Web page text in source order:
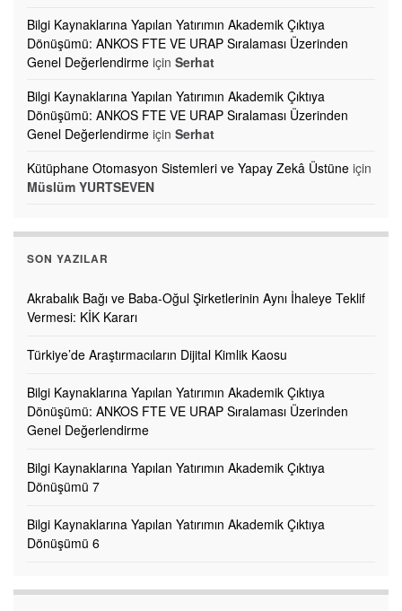
Bilgi Kaynaklarına Yapılan Yatırımın Akademik Çıktıya
Dönüşümü: ANKOS FTE VE URAP Sıralaması Üzerinden
Genel Değerlendirme için Serhat
Bilgi Kaynaklarına Yapılan Yatırımın Akademik Çıktıya
Dönüşümü: ANKOS FTE VE URAP Sıralaması Üzerinden
Genel Değerlendirme için Serhat
Kütüphane Otomasyon Sistemleri ve Yapay Zekâ Üstüne için
Müslüm YURTSEVEN
SON YAZILAR
Akrabalık Bağı ve Baba-Oğul Şirketlerinin Aynı İhaleye Teklif
Vermesi: KİK Kararı
Türkiye’de Araştırmacıların Dijital Kimlik Kaosu
Bilgi Kaynaklarına Yapılan Yatırımın Akademik Çıktıya
Dönüşümü: ANKOS FTE VE URAP Sıralaması Üzerinden
Genel Değerlendirme
Bilgi Kaynaklarına Yapılan Yatırımın Akademik Çıktıya
Dönüşümü 7
Bilgi Kaynaklarına Yapılan Yatırımın Akademik Çıktıya
Dönüşümü 6